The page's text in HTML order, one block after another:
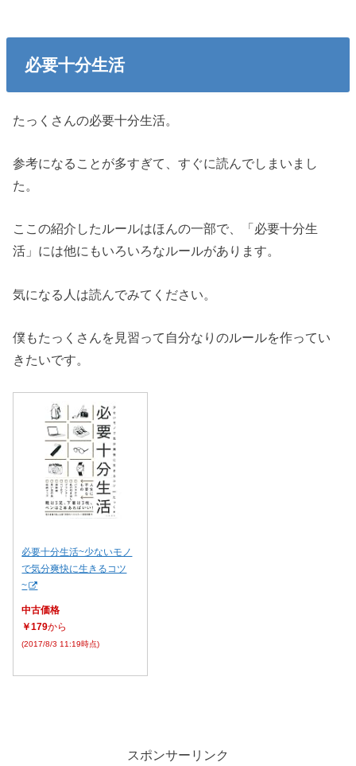
必要十分生活
たっくさんの必要十分生活。
参考になることが多すぎて、すぐに読んでしまいまし
た。
ここの紹介したルールはほんの一部で、「必要十分生
活」には他にもいろいろなルールがあります。
気になる人は読んでみてください。
僕もたっくさんを見習って自分なりのルールを作ってい
きたいです。
必要十分生活~少ないモノ
で気分爽快に生きるコツ
~
中古価格
￥179から
(2017/8/3 11:19時点)
スポンサーリンク